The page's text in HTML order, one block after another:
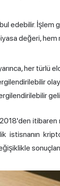
edebilir. İşlem
değeri, hem
her türlü
itibaren
istisnanın